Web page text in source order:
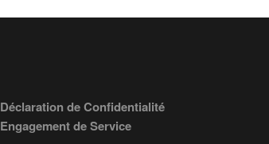
Déclaration de Confidentialité
Engagement de Service